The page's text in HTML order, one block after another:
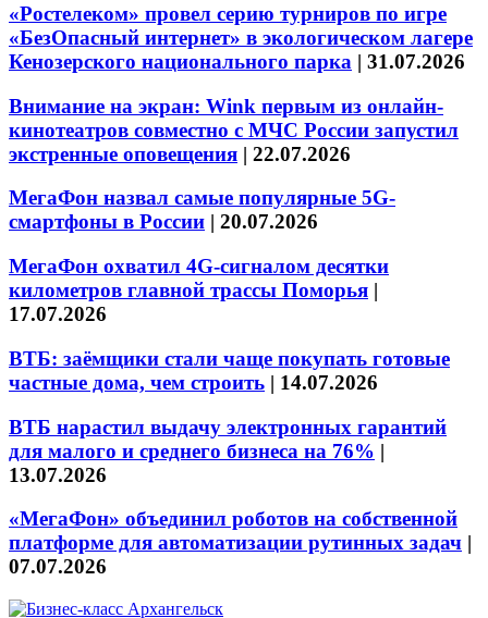
«Ростелеком» провел серию турниров по игре
«БезОпасный интернет» в экологическом лагере
Кенозерского национального парка | 31.07.2026
Внимание на экран: Wink первым из онлайн-
кинотеатров совместно с МЧС России запустил
экстренные оповещения | 22.07.2026
МегаФон назвал самые популярные 5G-
смартфоны в России | 20.07.2026
МегаФон охватил 4G-сигналом десятки
километров главной трассы Поморья |
17.07.2026
ВТБ: заёмщики стали чаще покупать готовые
частные дома, чем строить | 14.07.2026
ВТБ нарастил выдачу электронных гарантий
для малого и среднего бизнеса на 76% |
13.07.2026
«МегаФон» объединил роботов на собственной
платформе для автоматизации рутинных задач |
07.07.2026